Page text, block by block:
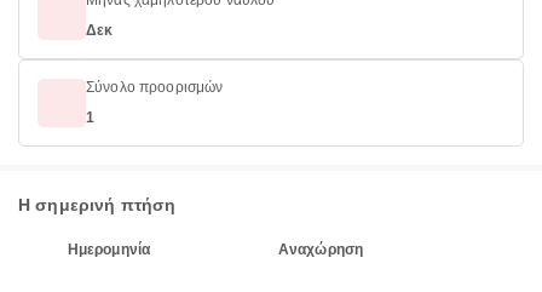
Δεκ
Σύνολο προορισμών
1
Η σημερινή πτήση
Ημερομηνία Αναχώρηση